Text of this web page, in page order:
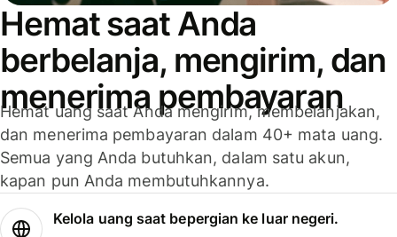
Hemat saat Anda
berbelanja, mengirim, dan
menerima pembayaran
Hemat uang saat Anda mengirim, membelanjakan,
dan menerima pembayaran dalam 40+ mata uang.
Semua yang Anda butuhkan, dalam satu akun,
kapan pun Anda membutuhkannya.
Kelola uang saat bepergian ke luar negeri.